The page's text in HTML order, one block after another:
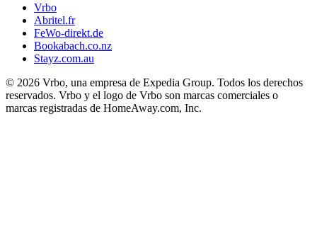
Vrbo
Abritel.fr
FeWo-direkt.de
Bookabach.co.nz
Stayz.com.au
© 2026 Vrbo, una empresa de Expedia Group. Todos los derechos
reservados. Vrbo y el logo de Vrbo son marcas comerciales o
marcas registradas de HomeAway.com, Inc.